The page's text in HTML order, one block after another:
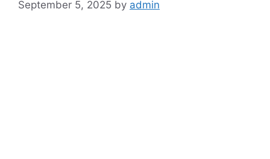
September 5, 2025 by admin